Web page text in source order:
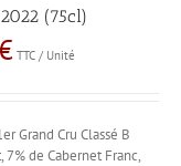
(75cl)
TTC / Unité
Grand Cru Classé B
7% de Cabernet Franc,